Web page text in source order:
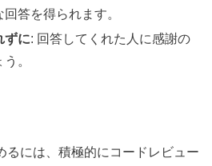
答を得られます。
ずに: 回答してくれた人に感謝の
。
るには、積極的にコードレビュー